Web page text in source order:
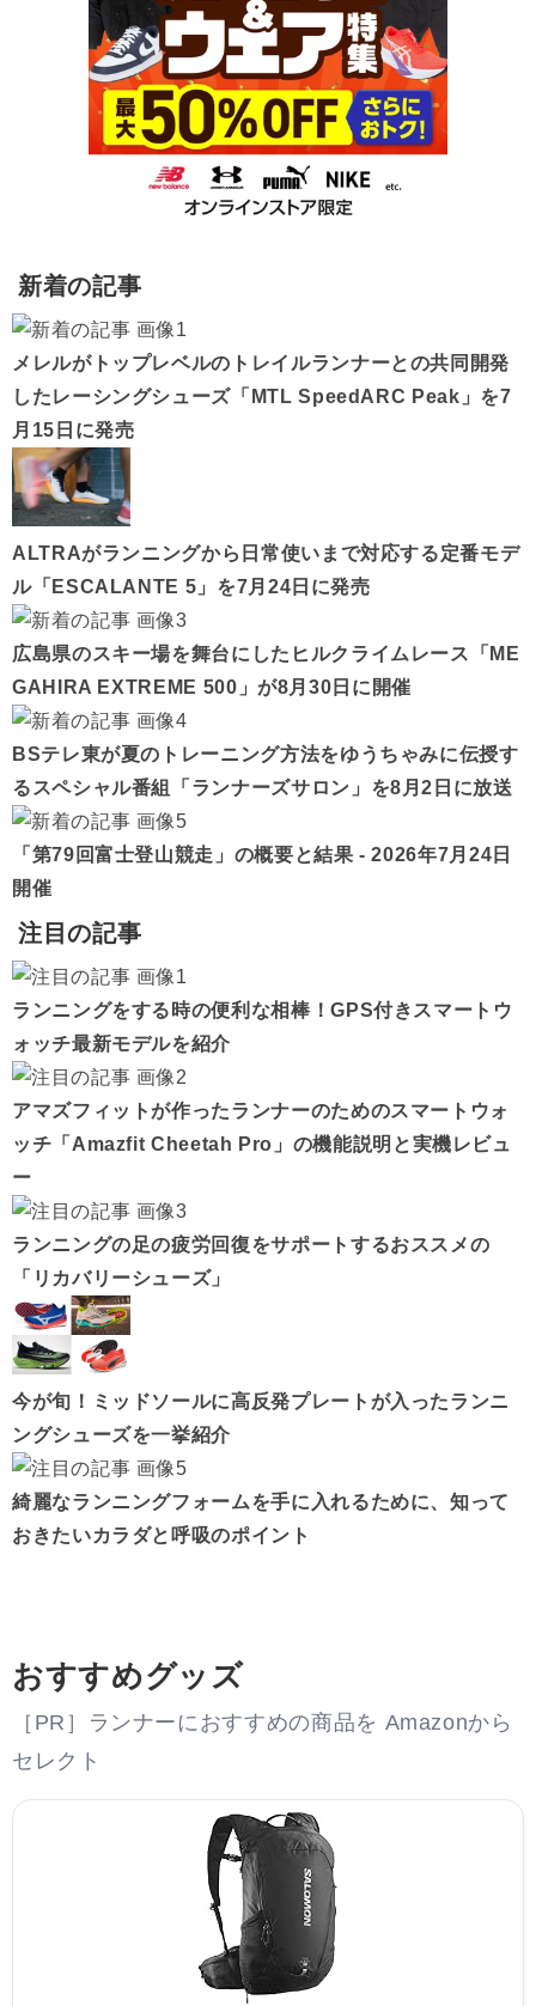
新着の記事
メレルがトップレベルのトレイルランナーとの共同開発
したレーシングシューズ「MTL SpeedARC Peak」を7
月15日に発売
ALTRAがランニングから日常使いまで対応する定番モデ
ル「ESCALANTE 5」を7月24日に発売
広島県のスキー場を舞台にしたヒルクライムレース「ME
GAHIRA EXTREME 500」が8月30日に開催
BSテレ東が夏のトレーニング方法をゆうちゃみに伝授す
るスペシャル番組「ランナーズサロン」を8月2日に放送
「第79回富士登山競走」の概要と結果 - 2026年7月24日
開催
注目の記事
ランニングをする時の便利な相棒！GPS付きスマートウ
ォッチ最新モデルを紹介
アマズフィットが作ったランナーのためのスマートウォ
ッチ「Amazfit Cheetah Pro」の機能説明と実機レビュ
ー
ランニングの足の疲労回復をサポートするおススメの
「リカバリーシューズ」
今が旬！ミッドソールに高反発プレートが入ったランニ
ングシューズを一挙紹介
綺麗なランニングフォームを手に入れるために、知って
おきたいカラダと呼吸のポイント
おすすめグッズ
［PR］ランナーにおすすめの商品を Amazonから
セレクト